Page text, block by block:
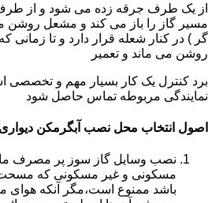
از یک طرف جرقه زده می شود و از
مسیر گاز را باز می کند و مشعل روشن
گر ) در کنار شعله قرار دارد و تا
روشن می ماند و تعمیر
برد کنترل یک کار بسیار مهم و تخصصی
نمایندگی مربوطه تماس حاصل شود
اصول انتخاب محل نصب آبگرمکن دیواری
نصب وسایل گاز سوز پر مصرف
باشد ممنوع است،مگر آنکه هوای